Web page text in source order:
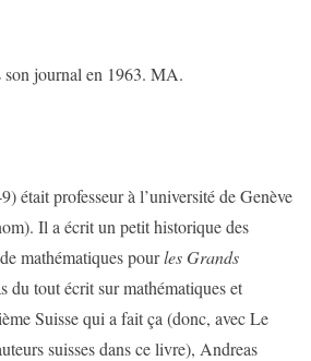
son journal en 1963. MA.
était professeur à l’université de Genève
Il a écrit un petit historique des
mathématiques pourles Grands
du tout écrit sur mathématiques et
Suisse qui a fait ça (donc, avec Le
suisses dans ce livre), Andreas